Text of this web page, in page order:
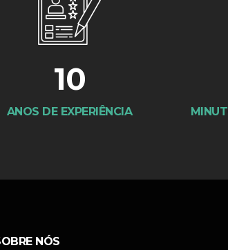
10
ANOS DE EXPERIÊNCIA
NÓS